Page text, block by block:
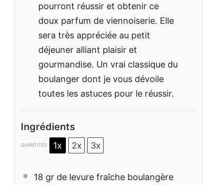
pourront réussir et obtenir ce
doux parfum de viennoiserie. Elle
sera très appréciée au petit
déjeuner alliant plaisir et
gourmandise. Un vrai classique du
boulanger dont je vous dévoile
toutes les astuces pour le réussir.
Ingrédients
QUANTITÉS 1x 2x 3x
18 gr de levure fraîche boulangère